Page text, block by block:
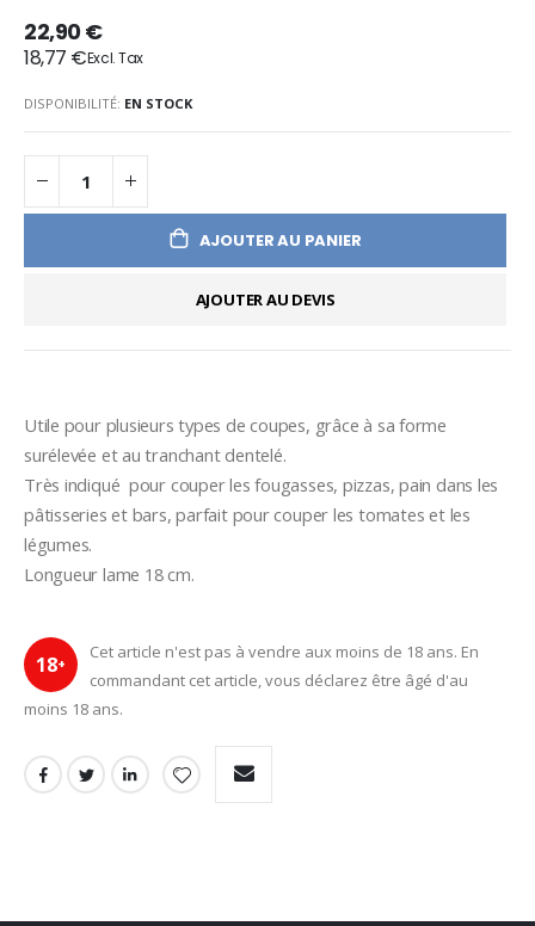
22,90 €
18,77 €
DISPONIBILITÉ: EN STOCK
AJOUTER AU PANIER
AJOUTER AU DEVIS
Utile pour plusieurs types de coupes, grâce à sa forme
surélevée et au tranchant dentelé.
Très indiqué  pour couper les fougasses, pizzas, pain dans les
pâtisseries et bars, parfait pour couper les tomates et les
légumes.
Longueur lame 18 cm.
18+
Cet article n'est pas à vendre aux moins de 18 ans. En
commandant cet article, vous déclarez être âgé d'au
moins 18 ans.